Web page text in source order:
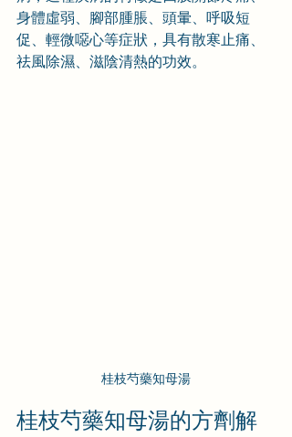
身體虛弱、腳部腫脹、頭暈、呼吸短
促、輕微噁心等症狀 ，具有散寒止痛、
祛風除濕、滋陰清熱的功效。
桂枝芍藥知母湯
桂枝芍藥知母湯的方劑解